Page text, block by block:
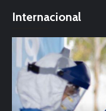
Internacional